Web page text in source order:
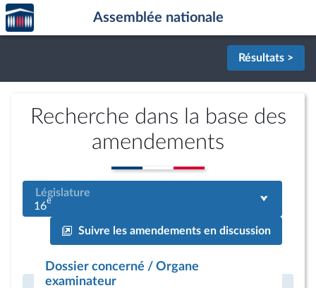
Aller au contenu
Aller en bas de la page
Accèder
à la
page
Assemblée nationale
Résultats >
Recherche dans la base des
amendements
Législature
16e
Suivre les amendements en discussion
Dossier concerné / Organe
examinateur